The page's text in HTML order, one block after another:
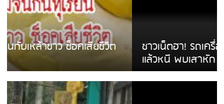
ชาวเน็ตฮา! รถเครื่องแม่สายชนป้ายร้านโลงศพ
แล้วหนี พบเสาหัก เบรคหัก หวิดได้ใช้บริการ